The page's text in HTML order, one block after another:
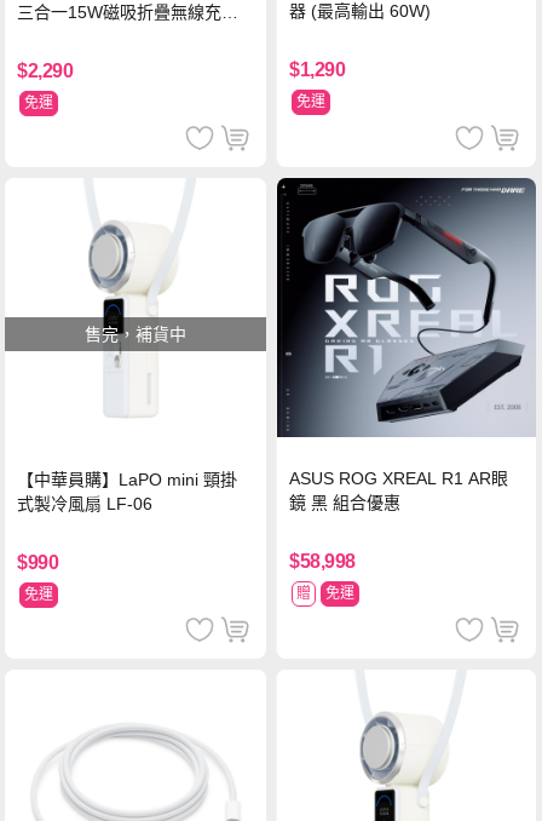
三合一15W磁吸折疊無線充電
$2,290
免運
器 (最高輸出 60W)
$1,290
免運
售完，補貨中
【中華員購】LaPO mini 頸掛
式製冷風扇 LF-06
$990
免運
ASUS ROG XREAL R1 AR眼
鏡 黑 組合優惠
$58,998
贈 免運